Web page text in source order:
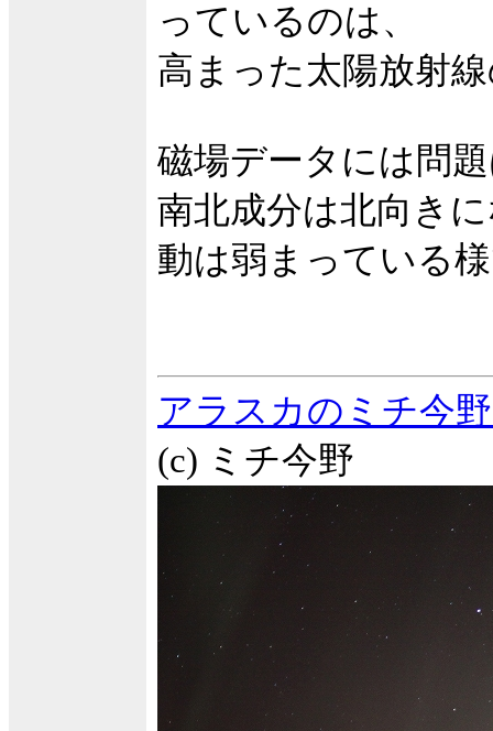
っているのは、
高まった太陽放射
磁場データには問
南北成分は北向き
動は弱まっている
アラスカのミチ今
(c) ミチ今野